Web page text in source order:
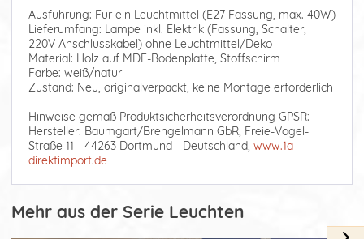
Ausführung: Für ein Leuchtmittel (E27 Fassung, max. 40W)
Lieferumfang: Lampe inkl. Elektrik (Fassung, Schalter,
220V Anschlusskabel) ohne Leuchtmittel/Deko
Material: Holz auf MDF-Bodenplatte, Stoffschirm
Farbe: weiß/natur
Zustand: Neu, originalverpackt, keine Montage erforderlich
Hinweise gemäß Produktsicherheitsverordnung GPSR:
Hersteller: Baumgart/Brengelmann GbR, Freie-Vogel-
Straße 11 - 44263 Dortmund - Deutschland, www.1a-
direktimport.de
Mehr aus der Serie Leuchten